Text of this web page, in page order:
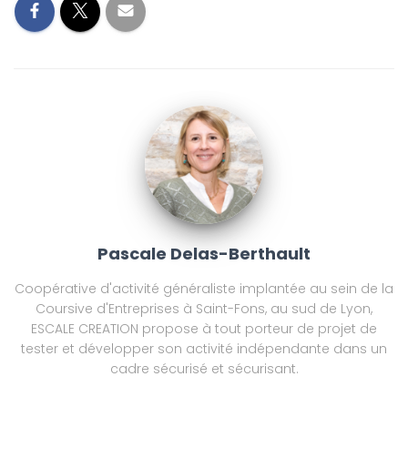
Pascale Delas-Berthault
Coopérative d'activité généraliste implantée au sein de la
Coursive d'Entreprises à Saint-Fons, au sud de Lyon,
ESCALE CREATION propose à tout porteur de projet de
tester et développer son activité indépendante dans un
cadre sécurisé et sécurisant.